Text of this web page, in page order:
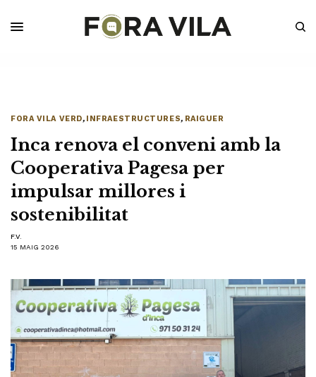
FORA VILA VERD, INFRAESTRUCTURES, RAIGUER
Inca renova el conveni amb la
Cooperativa Pagesa per
impulsar millores i
sostenibilitat
F.V.
15 MAIG 2026